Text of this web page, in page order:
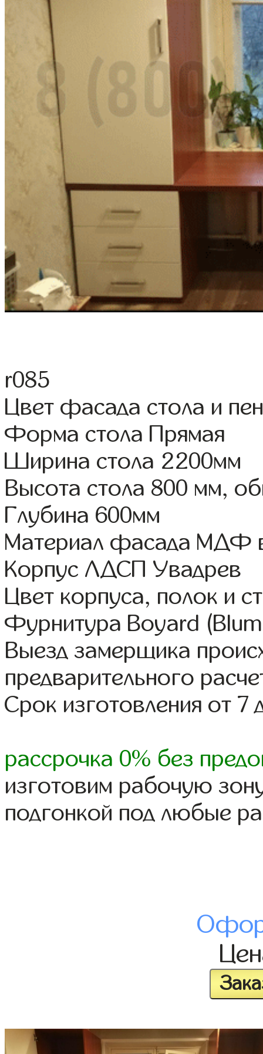
r085
Цвет фасада стола и
Форма стола Прямая
Ширина стола 2200мм
Высота стола 800 мм,
Глубина 600мм
Материал фасада МДФ
Корпус ЛДСП Увадрев
Цвет корпуса, полок и
Фурнитура Boyard
Выезд замерщика
предварительного
Срок изготовления от 7
рассрочка 0% без
изготовим рабочую
подгонкой под любые